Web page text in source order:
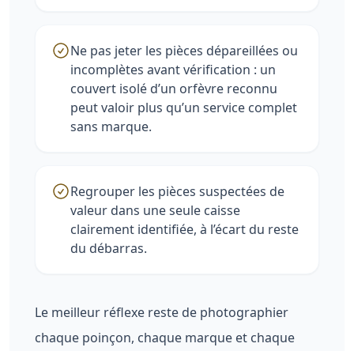
Ne pas jeter les pièces dépareillées ou
incomplètes avant vérification : un
couvert isolé d’un orfèvre reconnu
peut valoir plus qu’un service complet
sans marque.
Regrouper les pièces suspectées de
valeur dans une seule caisse
clairement identifiée, à l’écart du reste
du débarras.
Le meilleur réflexe reste de photographier
chaque poinçon, chaque marque et chaque